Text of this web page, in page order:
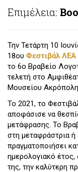
Επιμέλεια:
Την Τετάρτη 10
18ου Φεστιβάλ ΛΕΑ
το 6ο Βραβείο
τελετή στο
Μουσείου
Το 2021, το
αποφάσισε να
μετάφρασης. Το
στη μεταφράστρια
πραγματοποιήσει
ημερολογιακό
της, την καλύτερη